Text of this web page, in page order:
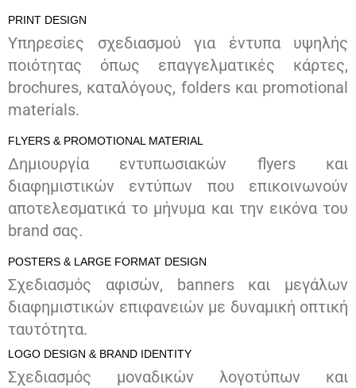
PRINT DESIGN
Υπηρεσίες σχεδιασμού για έντυπα υψηλής
ποιότητας όπως επαγγελματικές κάρτες,
brochures, καταλόγους, folders και promotional
materials.
FLYERS & PROMOTIONAL MATERIAL
Δημιουργία εντυπωσιακών flyers και
διαφημιστικών εντύπων που επικοινωνούν
αποτελεσματικά το μήνυμα και την εικόνα του
brand σας.
POSTERS & LARGE FORMAT DESIGN
Σχεδιασμός αφισών, banners και μεγάλων
διαφημιστικών επιφανειών με δυναμική οπτική
ταυτότητα.
LOGO DESIGN & BRAND IDENTITY
Σχεδιασμός μοναδικών λογοτύπων και